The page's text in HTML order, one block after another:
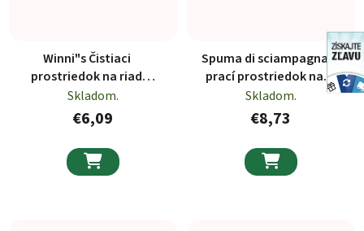
Winni"s Čistiaci
prostriedok na riad
náhradná náplň 900ml
Skladom.
€6,09

Spuma di sciampagna
prací prostriedok na
čiernu bielizeň 30 praní
1,35 l
Skladom.
€8,73
